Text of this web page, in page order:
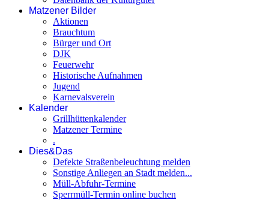
Matzener Bilder
Aktionen
Brauchtum
Bürger und Ort
DJK
Feuerwehr
Historische Aufnahmen
Jugend
Karnevalsverein
Kalender
Grillhüttenkalender
Matzener Termine
.
Dies&Das
Defekte Straßenbeleuchtung melden
Sonstige Anliegen an Stadt melden...
Müll-Abfuhr-Termine
Sperrmüll-Termin online buchen